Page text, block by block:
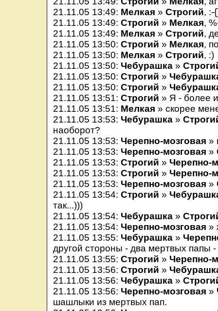
21.11.05 13:49: Мелкая » Строгий, :-
21.11.05 13:49: Строгий » Мелкая,
21.11.05 13:49: Мелкая » Строгий,
21.11.05 13:50: Строгий » Мелкая,
21.11.05 13:50: Мелкая » Строгий, :)
21.11.05 13:50: Чебурашка »
21.11.05 13:50: Строгий »
21.11.05 13:50: Строгий »
21.11.05 13:51: Строгий » Я - более
21.11.05 13:51: Мелкая » скорее
21.11.05 13:53: Чебурашка »
наоборот?
21.11.05 13:53: Черепно-мозговая »
21.11.05 13:53: Черепно-мозговая »
21.11.05 13:53: Строгий » Черепно-
21.11.05 13:53: Строгий » Черепно-
21.11.05 13:53: Черепно-мозговая »
21.11.05 13:54: Строгий »
так...)))
21.11.05 13:54: Чебурашка »
21.11.05 13:54: Черепно-мозговая »
21.11.05 13:55: Чебурашка »
другой стороны - два мертвых папы
21.11.05 13:55: Строгий » Черепно-
21.11.05 13:56: Строгий »
21.11.05 13:56: Чебурашка »
21.11.05 13:56: Черепно-мозговая »
шашлыки из мертвых пап.